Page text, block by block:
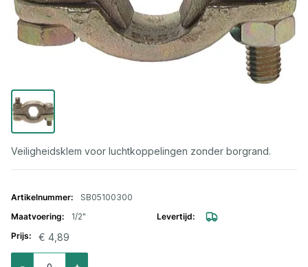
Veiligheidsklem voor luchtkoppelingen zonder borgrand.
SB05100300
1/2"
€ 4,89
Aantal voor Veiligheidsklem voor luchtkoppeling zonder borgrand 1/2" /